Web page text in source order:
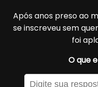
Após anos preso ao
se inscreveu sem
foi
O que